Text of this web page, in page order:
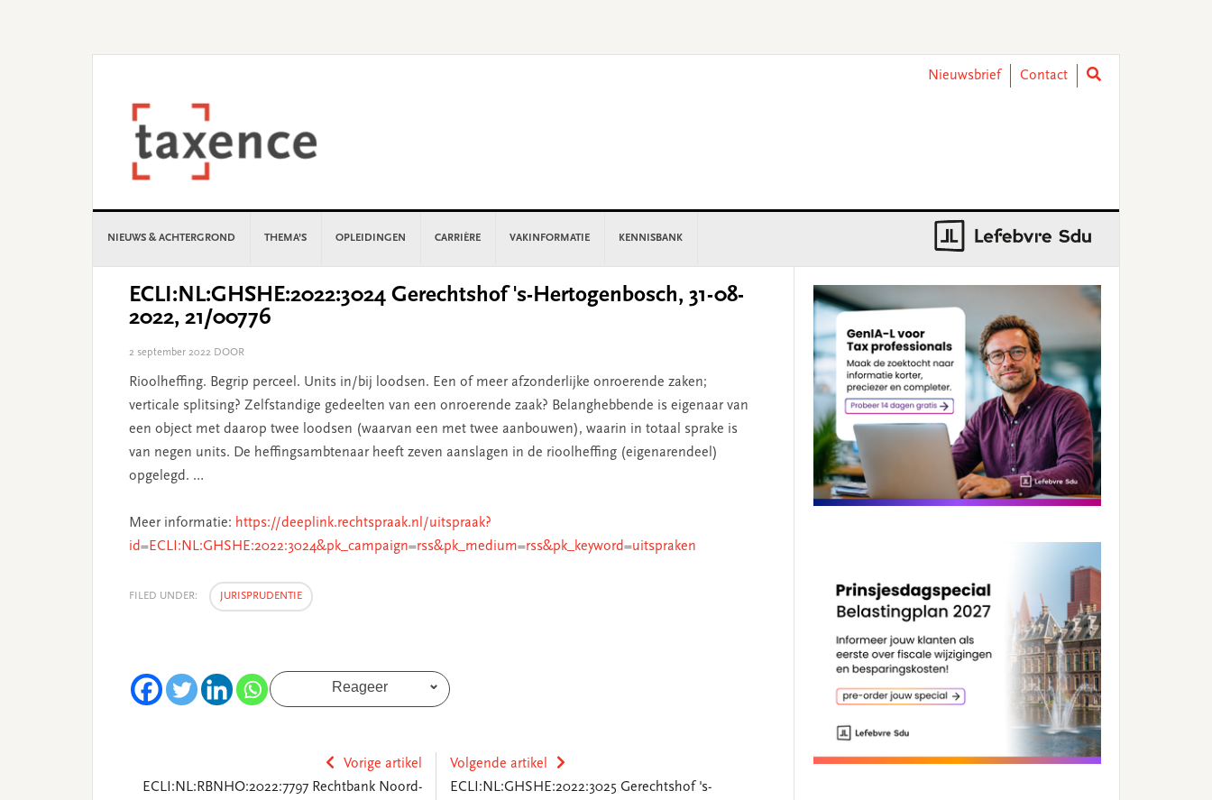
Nieuwsbrief
Contact
NIEUWS & ACHTERGROND THEMA’S OPLEIDINGEN CARRIÈRE VAKINFORMATIE KENNISBANK
ECLI:NL:GHSHE:2022:3024 Gerechtshof 's-Hertogenbosch, 31-08-
2022, 21/00776
2 september 2022 DOOR
Rioolheffing. Begrip perceel. Units in/bij loodsen. Een of meer afzonderlijke onroerende zaken;
verticale splitsing? Zelfstandige gedeelten van een onroerende zaak? Belanghebbende is eigenaar van
een object met daarop twee loodsen (waarvan een met twee aanbouwen), waarin in totaal sprake is
van negen units. De heffingsambtenaar heeft zeven aanslagen in de rioolheffing (eigenarendeel)
opgelegd. …
Meer informatie: https://deeplink.rechtspraak.nl/uitspraak?
id=ECLI:NL:GHSHE:2022:3024&pk_campaign=rss&pk_medium=rss&pk_keyword=uitspraken
FILED UNDER: JURISPRUDENTIE
Reageer
Vorige artikel
ECLI:NL:RBNHO:2022:7797 Rechtbank Noord-
Volgende artikel
ECLI:NL:GHSHE:2022:3025 Gerechtshof 's-
Sidebar